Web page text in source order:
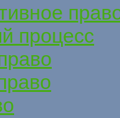
процесс